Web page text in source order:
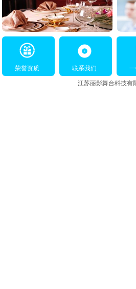
荣誉资质 联系我们
江苏丽影舞台科技有